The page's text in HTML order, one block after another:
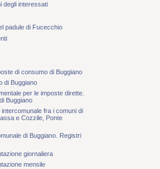
degli interessati
padule di Fucecchio
di consumo di Buggiano
di Buggiano
per le imposte dirette.
Buggiano
fra i comuni di
e Cozzile, Ponte
di Buggiano. Registri
giornaliera
mensile